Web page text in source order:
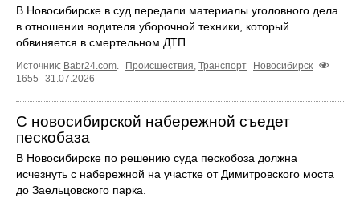
В Новосибирске в суд передали материалы уголовного дела
в отношении водителя уборочной техники, который
обвиняется в смертельном ДТП.
Источник: Babr24.com. Происшествия, Транспорт
Новосибирск
1655
31.07.2026
С новосибирской набережной съедет
пескобаза
В Новосибирске по решению суда пескобоза должна
исчезнуть с набережной на участке от Димитровского моста
до Заельцовского парка.